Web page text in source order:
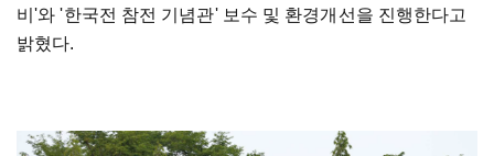
비'와 '한국전 참전 기념관' 보수 및 환경개선을 진행한다고
밝혔다.